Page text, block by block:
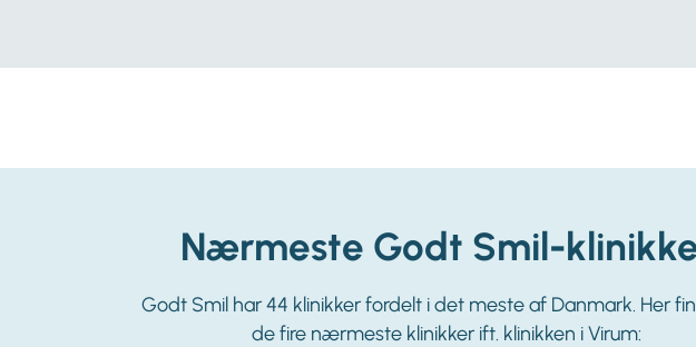
Nærmeste Godt Smil-
Godt Smil har 44 klinikker fordelt i det meste af Danmark. Her
de fire nærmeste klinikker ift. klinikken i Virum: